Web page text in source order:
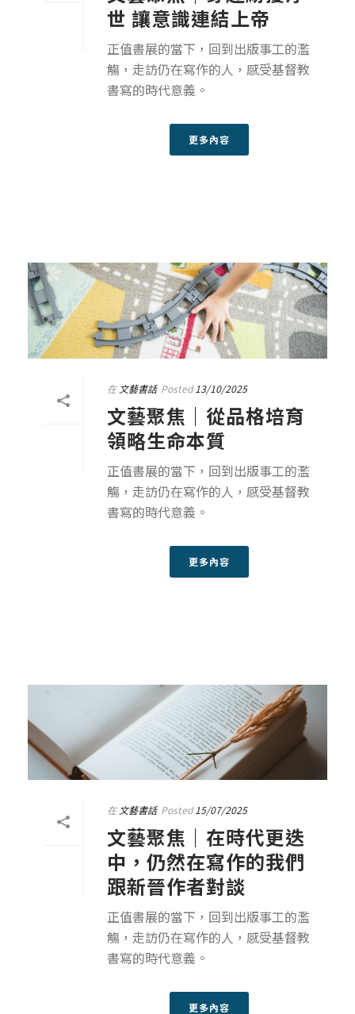
世 讓意識連結上帝
正值書展的當下，回到出版事工的濫
觴，走訪仍在寫作的人，感受基督教
書寫的時代意義。
更多內容
在 文藝書話 Posted 13/10/2025
文藝聚焦｜從品格培育
領略生命本質
正值書展的當下，回到出版事工的濫
觴，走訪仍在寫作的人，感受基督教
書寫的時代意義。
更多內容
在 文藝書話 Posted 15/07/2025
文藝聚焦｜在時代更迭
中，仍然在寫作的我們
跟新晉作者對談
正值書展的當下，回到出版事工的濫
觴，走訪仍在寫作的人，感受基督教
書寫的時代意義。
更多內容